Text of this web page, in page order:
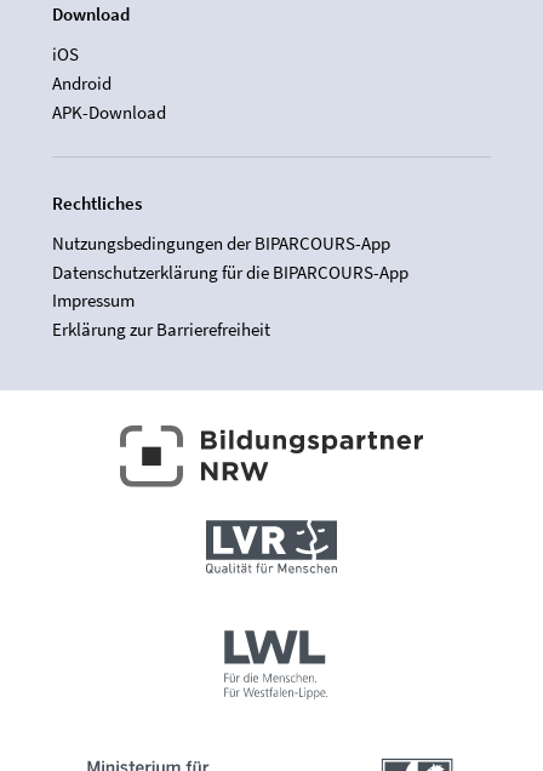
Download
iOS
Android
APK-Download
Rechtliches
Nutzungsbedingungen der BIPARCOURS-App
Datenschutzerklärung für die BIPARCOURS-App
Impressum
Erklärung zur Barrierefreiheit